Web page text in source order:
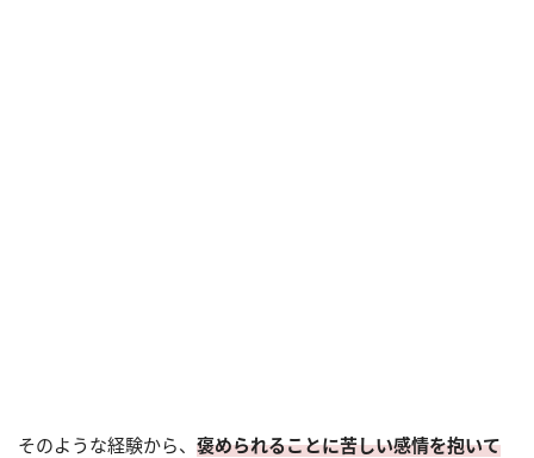
そのような経験から、 褒められることに苦しい感情を抱いて